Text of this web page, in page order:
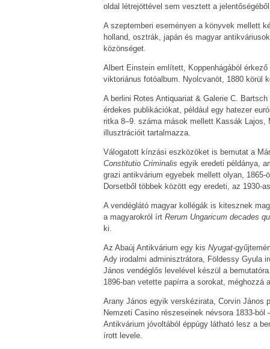
oldal létrejöttével sem vesztett a jelentőségéből.
A szeptemberi eseményen a könyvek mellett
holland, osztrák, japán és magyar
közönséget.
Albert Einstein említett, Koppenhágából
viktoriánus fotóalbum. Nyolcvanöt, 1880 körül
A berlini Rotes Antiquariat & Galerie C.
érdekes publikációkat, például egy hatezer
ritka 8–9. száma mások mellett Kassák
illusztrációit tartalmazza.
Válogatott kínzási eszközöket is bemutat a
Constitutio Criminalis egyik eredeti példánya,
grazi antikvárium egyebek mellett olyan,
Dorsetből többek között egy eredeti, az 1930-
A vendéglátó magyar kollégák is kitesznek
a magyarokról írt Rerum Ungaricum decades
ki.
Az Abaúj Antikvárium egy kis Nyugat-
Ady irodalmi adminisztrátora, Földessy Gyula
János vendéglős levelével készül a
1896-ban vetette papírra a sorokat, méghozzá
Arany János egyik verskézirata, Corvin János
Nemzeti Casino részeseinek névsora 1833-
Antikvárium jóvoltából éppúgy látható lesz a
írott levele.